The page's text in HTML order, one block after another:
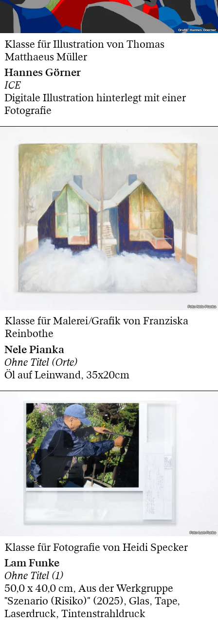
Grafik: Hannes Goerner
Grafik: Hannes Goerner
Klasse für Illustration von Thomas
Matthaeus Müller
Hannes Görner
ICE
Digitale Illustration hinterlegt mit einer
Fotografie
Foto: Nele Pianka
Foto: Nele Pianka
Klasse für Malerei/Grafik von Franziska
Reinbothe
Nele Pianka
Ohne Titel (Orte)
Öl auf Leinwand, 35x20cm
Foto: Lam Funke
Foto: Lam Funke
Klasse für Fotografie von Heidi Specker
Lam Funke
Ohne Titel (1)
50,0 x 40,0 cm, Aus der Werkgruppe
"Szenario (Risiko)" (2025), Glas, Tape,
Laserdruck, Tintenstrahldruck